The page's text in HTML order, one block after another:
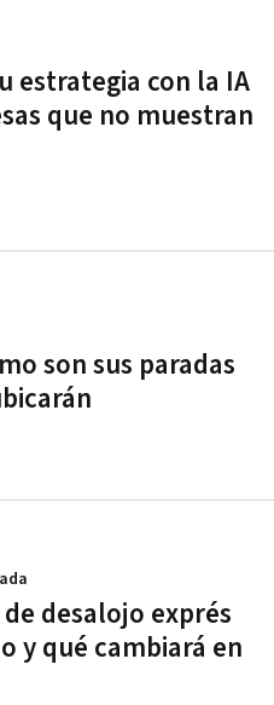
estrategia con la IA
que no muestran
son sus paradas
desalojo exprés
y qué cambiará en